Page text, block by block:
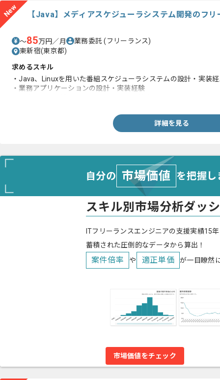
New 【Java】メディアスケジューラシステム開発のフ
〜85万円／月 業務委託(フリーランス)
東新宿(東京都)
求めるスキル
・Java、Linuxを用いた番組スケジューラシステムの設計・実装
・業務アプリケーションの設計・実装経験
詳細を見る
自分の 市場価値 を把握
スキル別市場分析ダッ
ITフリーランスエンジニアの支援実績15
蓄積された圧倒的なデータから算出！
案件倍率 や 適正単価 が一目瞭然
市場価値をチェック